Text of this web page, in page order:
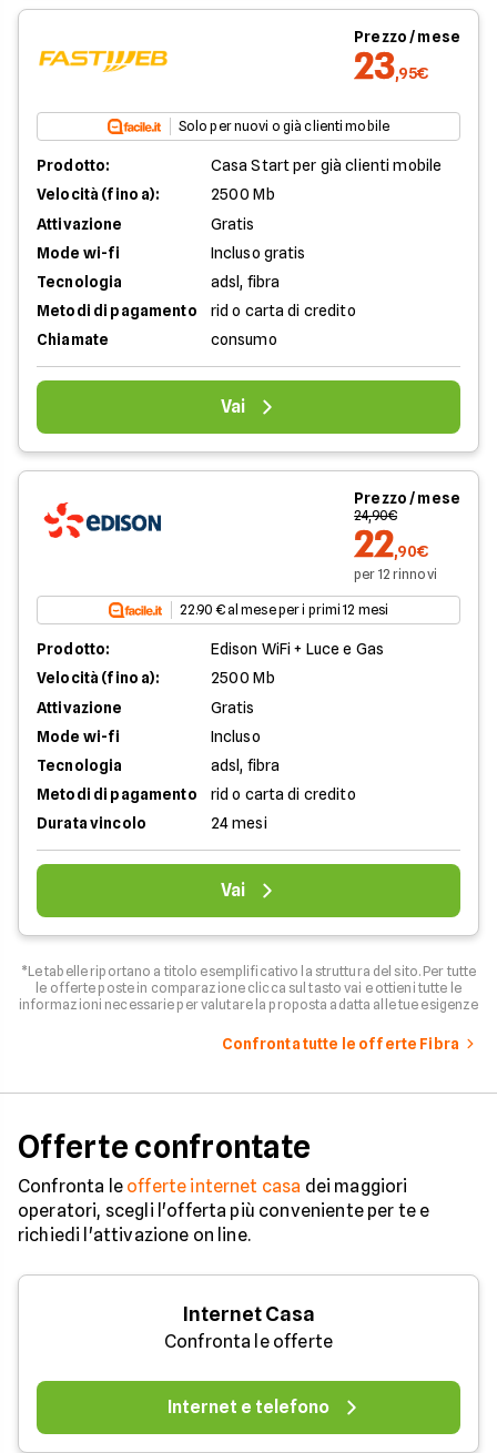
Prezzo / mese
23,95€
Solo per nuovi o già clienti mobile
Prodotto:
Casa Start per già clienti mobile
Velocità (fino a):
2500 Mb
Attivazione
Gratis
Mode wi-fi
Incluso gratis
Tecnologia
adsl, fibra
Metodi di pagamento
rid o carta di credito
Chiamate
consumo
Vai
Prezzo / mese
24,90€
22,90€
per 12 rinnovi
22.90 € al mese per i primi 12 mesi
Prodotto:
Edison WiFi + Luce e Gas
Velocità (fino a):
2500 Mb
Attivazione
Gratis
Mode wi-fi
Incluso
Tecnologia
adsl, fibra
Metodi di pagamento
rid o carta di credito
Durata vincolo
24 mesi
Vai
*Le tabelle riportano a titolo esemplificativo la struttura del sito. Per tutte
le offerte poste in comparazione clicca sul tasto vai e ottieni tutte le
informazioni necessarie per valutare la proposta adatta alle tue esigenze
Confronta tutte le offerte Fibra
Offerte confrontate
Confronta le offerte internet casa dei maggiori
operatori, scegli l'offerta più conveniente per te e
richiedi l'attivazione on line.
Internet Casa
Confronta le offerte
Internet e telefono